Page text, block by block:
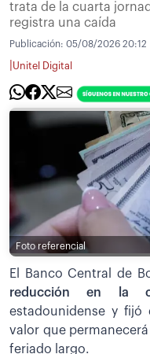
trata de la cuarta
registra una caída
Publicación: 05/08/2026 20:12
Unitel Digital
Foto referencial
El Banco Central de
reducción en la
estadounidense y
valor que
feriado largo.